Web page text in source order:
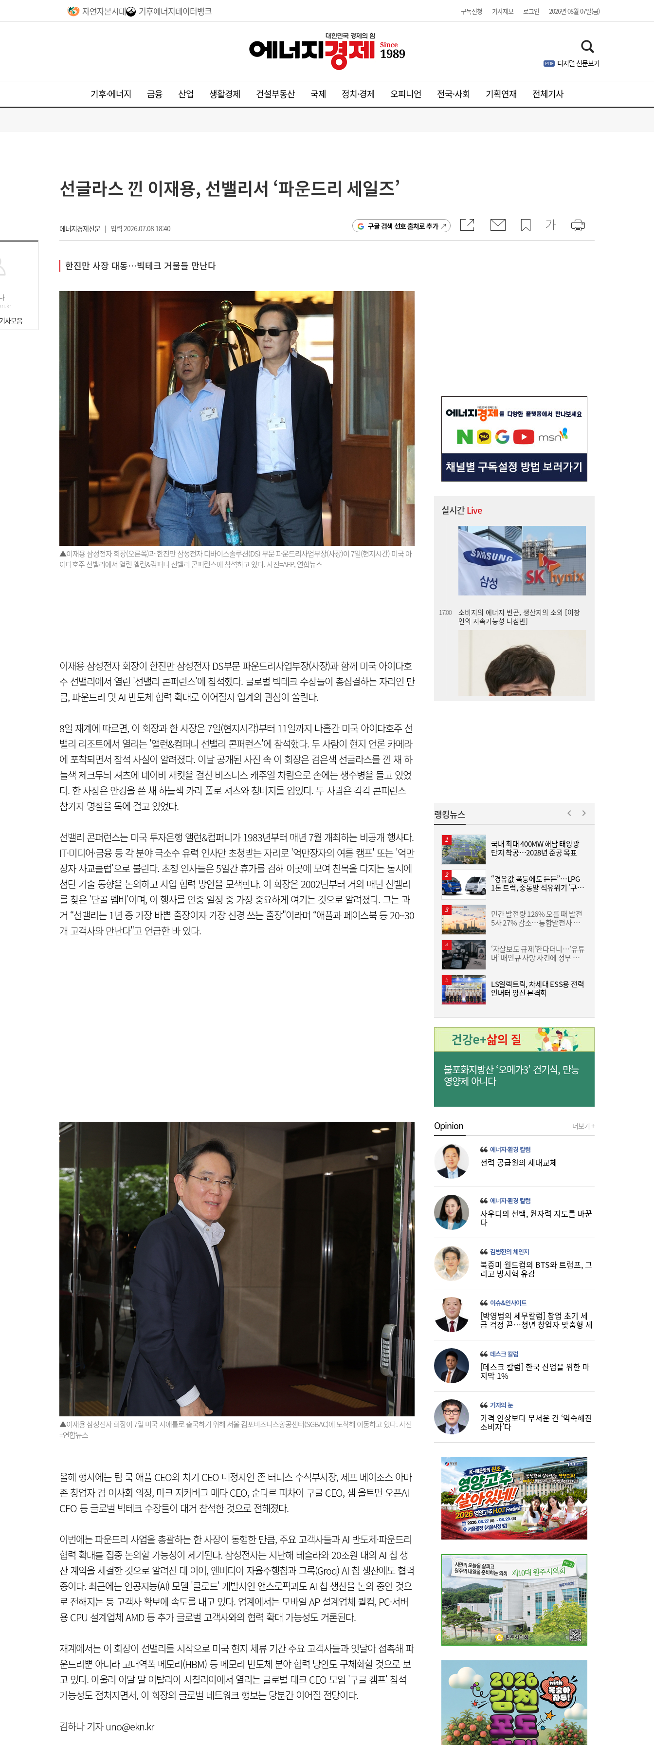
자연자본시대 기후에너지데이터뱅크 구독신청 기사제보 로그인 2026년 08월 07일(금)
디지털 신문보기
기후·에너지 금융 산업 생활경제 건설부동산 국제 정치·경제 오피니언 전국·사회 기획연재 전체기사
사모음
선글라스 낀 이재용, 선밸리서 ‘파운드리 세일즈’
에너지경제신문| 입력 2026.07.08 18:40 구글 검색 선호 출처로 추가
한진만 사장 대동…빅테크 거물들 만난다
▲이재용 삼성전자 회장(오른쪽)과 한진만 삼성전자 디바이스솔루션(DS) 부문 파운드리사업부장(사장)이 7일(현지시간) 미국 아
이다호주 선밸리에서 열린 앨런&컴퍼니 선밸리 콘퍼런스에 참석하고 있다. 사진=AFP, 연합뉴스
이재용 삼성전자 회장이 한진만 삼성전자 DS부문 파운드리사업부장(사장)과 함께 미국 아이다호
주 선밸리에서 열린 '선밸리 콘퍼런스'에 참석했다. 글로벌 빅테크 수장들이 총집결하는 자리인 만
큼, 파운드리 및 AI 반도체 협력 확대로 이어질지 업계의 관심이 쏠린다.
8일 재계에 따르면, 이 회장과 한 사장은 7일(현지시각)부터 11일까지 나흘간 미국 아이다호주 선
밸리 리조트에서 열리는 '앨런&컴퍼니 선밸리 콘퍼런스'에 참석했다. 두 사람이 현지 언론 카메라
에 포착되면서 참석 사실이 알려졌다. 이날 공개된 사진 속 이 회장은 검은색 선글라스를 낀 채 하
늘색 체크무늬 셔츠에 네이비 재킷을 걸친 비즈니스 캐주얼 차림으로 손에는 생수병을 들고 있었
다. 한 사장은 안경을 쓴 채 하늘색 카라 폴로 셔츠와 청바지를 입었다. 두 사람은 각각 콘퍼런스
참가자 명찰을 목에 걸고 있었다.
선밸리 콘퍼런스는 미국 투자은행 앨런&컴퍼니가 1983년부터 매년 7월 개최하는 비공개 행사다.
IT·미디어·금융 등 각 분야 극소수 유력 인사만 초청받는 자리로 '억만장자의 여름 캠프' 또는 '억만
장자 사교클럽'으로 불린다. 초청 인사들은 5일간 휴가를 겸해 이곳에 모여 친목을 다지는 동시에
첨단 기술 동향을 논의하고 사업 협력 방안을 모색한다. 이 회장은 2002년부터 거의 매년 선밸리
를 찾은 '단골 멤버'이며, 이 행사를 연중 일정 중 가장 중요하게 여기는 것으로 알려졌다. 그는 과
거 “선밸리는 1년 중 가장 바쁜 출장이자 가장 신경 쓰는 출장"이라며 “애플과 페이스북 등 20~30
개 고객사와 만난다"고 언급한 바 있다.
▲이재용 삼성전자 회장이 7일 미국 시애틀로 출국하기 위해 서울 김포비즈니스항공센터(SGBAC)에 도착해 이동하고 있다. 사진
=연합뉴스
올해 행사에는 팀 쿡 애플 CEO와 차기 CEO 내정자인 존 터너스 수석부사장, 제프 베이조스 아마
존 창업자 겸 이사회 의장, 마크 저커버그 메타 CEO, 순다르 피차이 구글 CEO, 샘 올트먼 오픈AI
CEO 등 글로벌 빅테크 수장들이 대거 참석한 것으로 전해졌다.
이번에는 파운드리 사업을 총괄하는 한 사장이 동행한 만큼, 주요 고객사들과 AI 반도체·파운드리
협력 확대를 집중 논의할 가능성이 제기된다. 삼성전자는 지난해 테슬라와 20조원 대의 AI 칩 생
산 계약을 체결한 것으로 알려진 데 이어, 엔비디아 자율주행칩과 그록(Groq) AI 칩 생산에도 협력
중이다. 최근에는 인공지능(AI) 모델 '클로드' 개발사인 앤스로픽과도 AI 칩 생산을 논의 중인 것으
로 전해지는 등 고객사 확보에 속도를 내고 있다. 업계에서는 모바일 AP 설계업체 퀄컴, PC·서버
용 CPU 설계업체 AMD 등 추가 글로벌 고객사와의 협력 확대 가능성도 거론된다.
재계에서는 이 회장이 선밸리를 시작으로 미국 현지 체류 기간 주요 고객사들과 잇달아 접촉해 파
운드리뿐 아니라 고대역폭 메모리(HBM) 등 메모리 반도체 분야 협력 방안도 구체화할 것으로 보
고 있다. 아울러 이달 말 이탈리아 시칠리아에서 열리는 글로벌 테크 CEO 모임 '구글 캠프' 참석
가능성도 점쳐지면서, 이 회장의 글로벌 네트워크 행보는 당분간 이어질 전망이다.
김하나 기자 uno@ekn.kr
실시간Live
고 잡지 일간베스트 10위
“3조 던진 외국인, 3조 받은 개미”...삼전닉
스, 하루 새 ‘와르르’
소비지의 에너지 빈곤, 생산지의 소외 [이창
언의 지속가능성 나침반]
16:35
[여전사 풍향계] KB국민카드, ‘유스클럽 체크
카드’ 20만장 돌파外
16:32
[금융권 풍향계] 취약계층 금융 접근성↑...기
업은행, 비대면 햇살론 출시 外
16:26
미·중에 로봇 패권 안 뺏긴다…현대차, “‘글로
벌 로봇 파운드리’ 구축할 것”
16:21
코스피, 반도체 차익실현에 4%대 급락…코
스닥은 800선 지켜내[마감시황]
16:18
LH 사장, 주택공급 속도전 위해 “보상 임시
직, 정규직보다 더 많이 주겠다”
랭킹뉴스
국내 최대 400MW 해남 태양광
단지 착공…2028년 준공 목표
“경유값 폭등에도 든든”…LPG
1톤 트럭, 중동발 석유위기 ‘구원
민간 발전량 126% 오를 때 발전
5사 27% 감소…통합발전사 출
‘자살보도 규제’한다더니…‘유튜
버’ 배인규 사망 사건에 정부 대
LS일렉트릭, 차세대 ESS용 전력
인버터 양산 본격화
불포화지방산 ‘오메가3’ 건기식, 만능
영양제 아니다
Opinion 더보기 +
에너지·환경 칼럼
전력 공급원의 세대교체
에너지·환경 칼럼
사우디의 선택, 원자력 지도를 바꾼
다
김병헌의 체인지
북중미 월드컵의 BTS와 트럼프, 그
리고 방시혁 유감
이슈&인사이트
[박영범의 세무칼럼] 창업 초기 세
금 걱정 끝…청년 창업자 맞춤형 세
데스크 칼럼
[데스크 칼럼] 한국 산업을 위한 마
지막 1%
기자의 눈
가격 인상보다 무서운 건 ‘익숙해진
소비자’다